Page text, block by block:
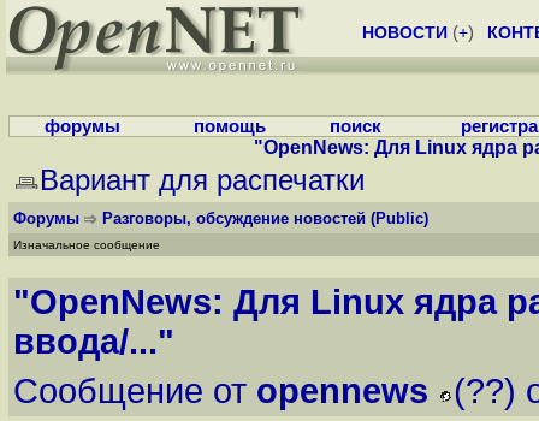
НОВОСТИ (+)
форумы помощь поиск
"OpenNews: Для Linux ядра
Вариант для распечатки
Форумы Разговоры, обсуждение новостей (Public)
Изначальное сообщение
"OpenNews: Для Linux ядра
ввода/..."
Сообщение от opennews (??)